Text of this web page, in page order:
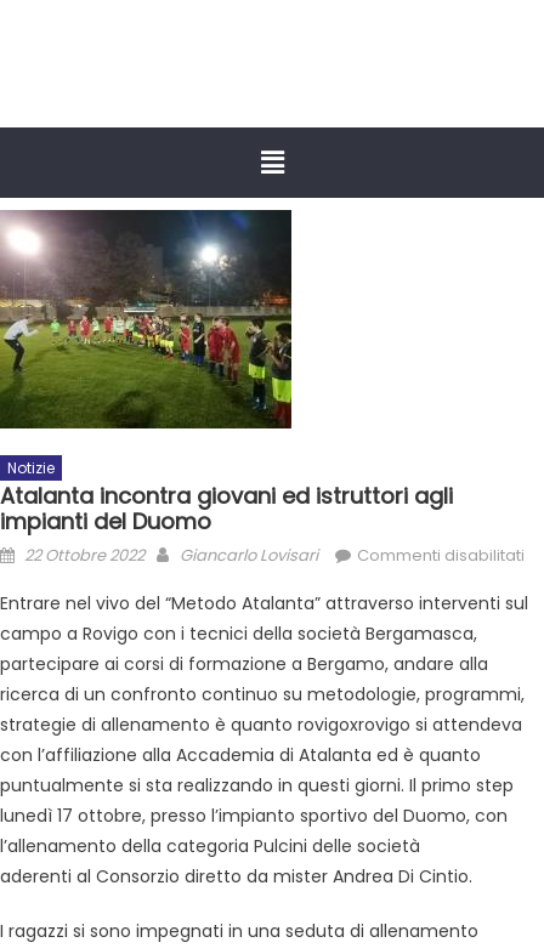
Notizie
Atalanta incontra giovani ed istruttori agli
impianti del Duomo
22 Ottobre 2022 Giancarlo Lovisari Commenti disabilitati
Entrare nel vivo del “Metodo Atalanta” attraverso interventi sul
campo a Rovigo con i tecnici della società Bergamasca,
partecipare ai corsi di formazione a Bergamo, andare alla
ricerca di un confronto continuo su metodologie, programmi,
strategie di allenamento è quanto rovigoxrovigo si attendeva
con l’affiliazione alla Accademia di Atalanta ed è quanto
puntualmente si sta realizzando in questi giorni. Il primo step
lunedì 17 ottobre, presso l’impianto sportivo del Duomo, con
l’allenamento della categoria Pulcini delle società
aderenti al Consorzio diretto da mister Andrea Di Cintio.
I ragazzi si sono impegnati in una seduta di allenamento